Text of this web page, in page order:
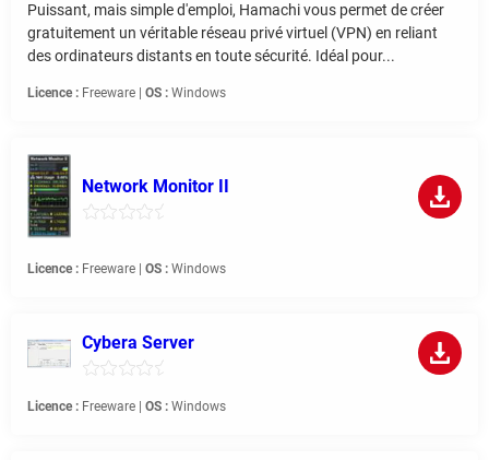
Puissant, mais simple d'emploi, Hamachi vous permet de créer
gratuitement un véritable réseau privé virtuel (VPN) en reliant
des ordinateurs distants en toute sécurité. Idéal pour...
Licence : Freeware | OS : Windows
Network Monitor II
Licence : Freeware | OS : Windows
Cybera Server
Licence : Freeware | OS : Windows